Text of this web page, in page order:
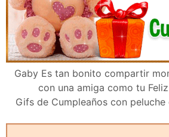
Gaby Es tan bonito compartir
con una amiga como tu
Gifs de Cumpleaños con